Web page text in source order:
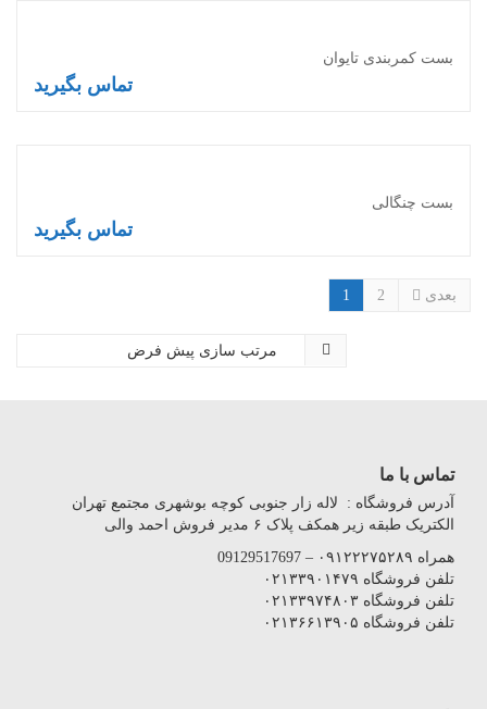
بست چنگالی
تماس بگیرید
بست کمربندی تایوان
تماس بگیرید
1 2 بعدی
تماس با ما
آدرس فروشگاه : لاله زار جنوبی کوچه بوشهری مجتمع تهران
الکتریک طبقه زیر همکف پلاک ۶ مدیر فروش احمد والی
همراه ۰۹۱۲۲۲۷۵۲۸۹ – 09129517697
تلفن فروشگاه ۰۲۱۳۳۹۰۱۴۷۹
تلفن فروشگاه ۰۲۱۳۳۹۷۴۸۰۳
تلفن فروشگاه ۰۲۱۳۶۶۱۳۹۰۵